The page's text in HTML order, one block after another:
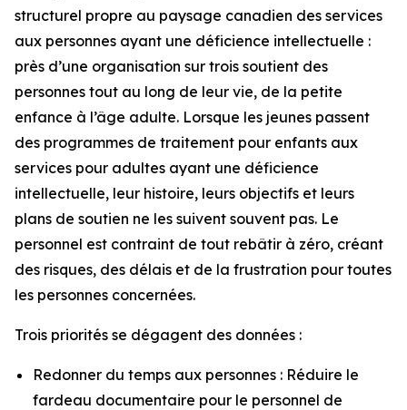
structurel propre au paysage canadien des services
aux personnes ayant une déficience intellectuelle :
près d’une organisation sur trois soutient des
personnes tout au long de leur vie, de la petite
enfance à l’âge adulte. Lorsque les jeunes passent
des programmes de traitement pour enfants aux
services pour adultes ayant une déficience
intellectuelle, leur histoire, leurs objectifs et leurs
plans de soutien ne les suivent souvent pas. Le
personnel est contraint de tout rebâtir à zéro, créant
des risques, des délais et de la frustration pour toutes
les personnes concernées.
Trois priorités se dégagent des données :
Redonner du temps aux personnes : Réduire le
fardeau documentaire pour le personnel de